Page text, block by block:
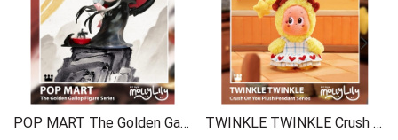
POP MART The Golden Gallop Figure Series
TWINKLE TWINKLE Crush On You Plush Pendant Series